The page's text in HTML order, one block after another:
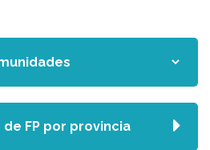
FP por provincia